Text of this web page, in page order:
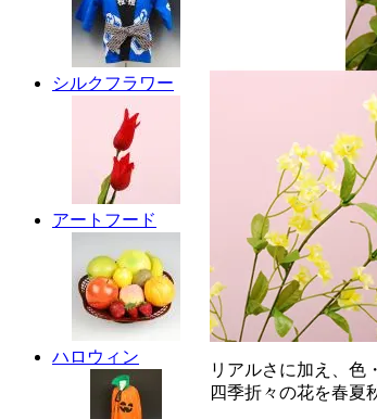
シルクフラワー
アートフード
ハロウィン
リアルさに加え、色
四季折々の花を春夏